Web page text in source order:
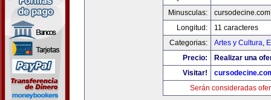
Minusculas:
cursodecine.com
Longitud:
11 caracteres
Categorias:
Artes y Cultura,
Precio:
Realizar una
Visitar!
Serán consideradas